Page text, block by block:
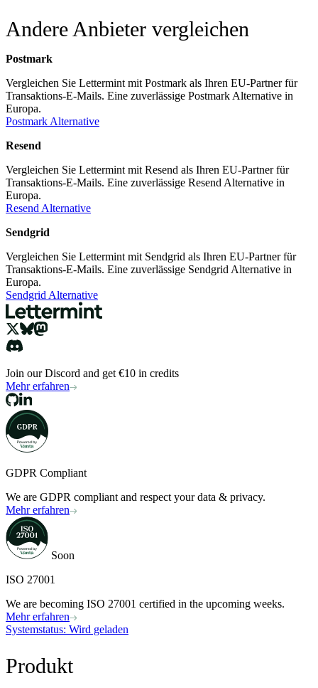
Andere Anbieter vergleichen
Postmark
Vergleichen Sie Lettermint mit Postmark als Ihren EU-Partner für
Transaktions-E-Mails. Eine zuverlässige Postmark Alternative in
Europa.
Postmark Alternative
Resend
Vergleichen Sie Lettermint mit Resend als Ihren EU-Partner für
Transaktions-E-Mails. Eine zuverlässige Resend Alternative in
Europa.
Resend Alternative
Sendgrid
Vergleichen Sie Lettermint mit Sendgrid als Ihren EU-Partner für
Transaktions-E-Mails. Eine zuverlässige Sendgrid Alternative in
Europa.
Sendgrid Alternative
Join our Discord and get €10 in credits
Mehr erfahren
GDPR Compliant
We are GDPR compliant and respect your data & privacy.
Mehr erfahren
Soon
ISO 27001
We are becoming ISO 27001 certified in the upcoming weeks.
Mehr erfahren
Systemstatus: Wird geladen
Produkt